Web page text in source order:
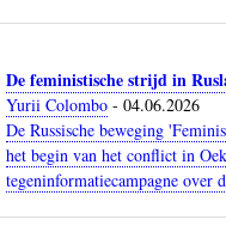
De feministische strijd in
Yurii Colombo - 04.06.2026
De Russische beweging
het begin van het conflict in
tegeninformatiecampagne over